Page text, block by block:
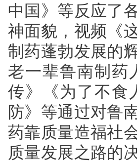
中国》等反应了
神面貌，视频《
制药蓬勃发展的
老一辈鲁南制药
传》《为了不食
防》等通过对鲁
药靠质量造福社
质量发展之路的